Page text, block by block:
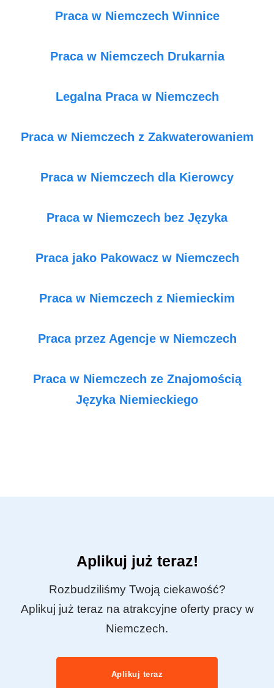
Praca w Niemczech Winnice
Praca w Niemczech Drukarnia
Legalna Praca w Niemczech
Praca w Niemczech z Zakwaterowaniem
Praca w Niemczech dla Kierowcy
Praca w Niemczech bez Języka
Praca jako Pakowacz w Niemczech
Praca w Niemczech z Niemieckim
Praca przez Agencje w Niemczech
Praca w Niemczech ze Znajomością
Języka Niemieckiego
Aplikuj już teraz!
Rozbudziliśmy Twoją ciekawość?
Aplikuj już teraz na atrakcyjne oferty pracy w
Niemczech.
Aplikuj teraz